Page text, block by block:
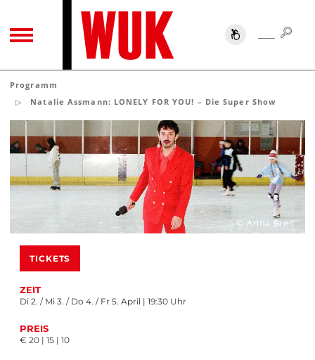
TOGGLE NAVIGATION SUCHE
Programm
Natalie Assmann: LONELY FOR YOU! – Die Super Show
TICKETS
ZEIT
Di 2. / Mi 3. / Do 4. / Fr 5. April | 19:30 Uhr
PREIS
€ 20 | 15 | 10
© Anna Breit